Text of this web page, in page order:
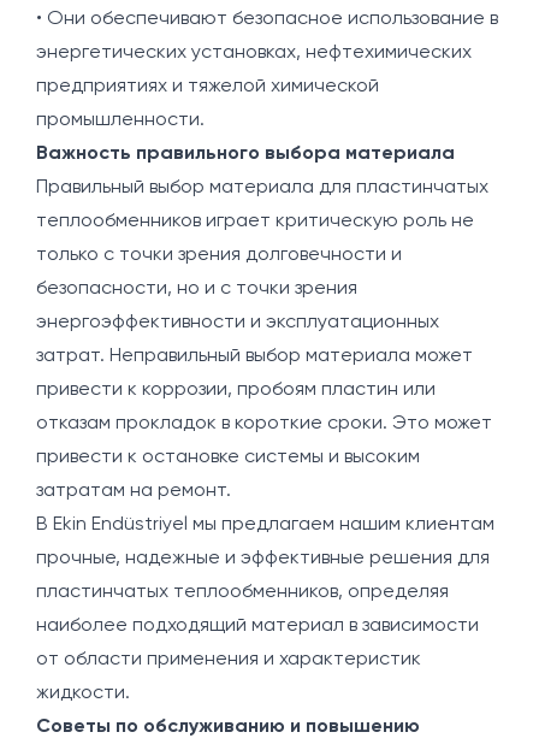
• Они обеспечивают безопасное использование в
энергетических установках, нефтехимических
предприятиях и тяжелой химической
промышленности.
Важность правильного выбора материала
Правильный выбор материала для пластинчатых
теплообменников играет критическую роль не
только с точки зрения долговечности и
безопасности, но и с точки зрения
энергоэффективности и эксплуатационных
затрат. Неправильный выбор материала может
привести к коррозии, пробоям пластин или
отказам прокладок в короткие сроки. Это может
привести к остановке системы и высоким
затратам на ремонт.
В Ekin Endüstriyel мы предлагаем нашим клиентам
прочные, надежные и эффективные решения для
пластинчатых теплообменников, определяя
наиболее подходящий материал в зависимости
от области применения и характеристик
жидкости.
Советы по обслуживанию и повышению